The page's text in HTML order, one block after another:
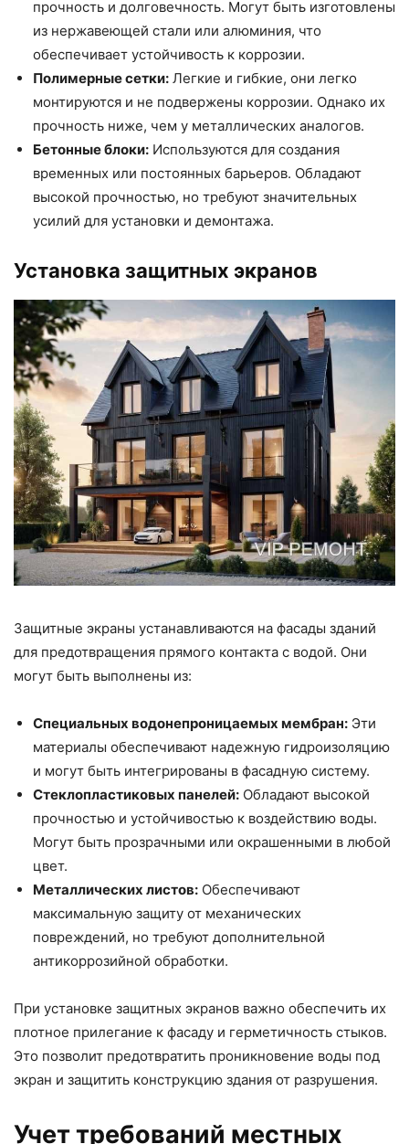
прочность и долговечность. Могут быть изготовлены
из нержавеющей стали или алюминия, что
обеспечивает устойчивость к коррозии.
Полимерные сетки: Легкие и гибкие, они легко
монтируются и не подвержены коррозии. Однако их
прочность ниже, чем у металлических аналогов.
Бетонные блоки: Используются для создания
временных или постоянных барьеров. Обладают
высокой прочностью, но требуют значительных
усилий для установки и демонтажа.
Установка защитных экранов
Защитные экраны устанавливаются на фасады зданий
для предотвращения прямого контакта с водой. Они
могут быть выполнены из:
Специальных водонепроницаемых мембран: Эти
материалы обеспечивают надежную гидроизоляцию
и могут быть интегрированы в фасадную систему.
Стеклопластиковых панелей: Обладают высокой
прочностью и устойчивостью к воздействию воды.
Могут быть прозрачными или окрашенными в любой
цвет.
Металлических листов: Обеспечивают
максимальную защиту от механических
повреждений, но требуют дополнительной
антикоррозийной обработки.
При установке защитных экранов важно обеспечить их
плотное прилегание к фасаду и герметичность стыков.
Это позволит предотвратить проникновение воды под
экран и защитить конструкцию здания от разрушения.
Учет требований местных